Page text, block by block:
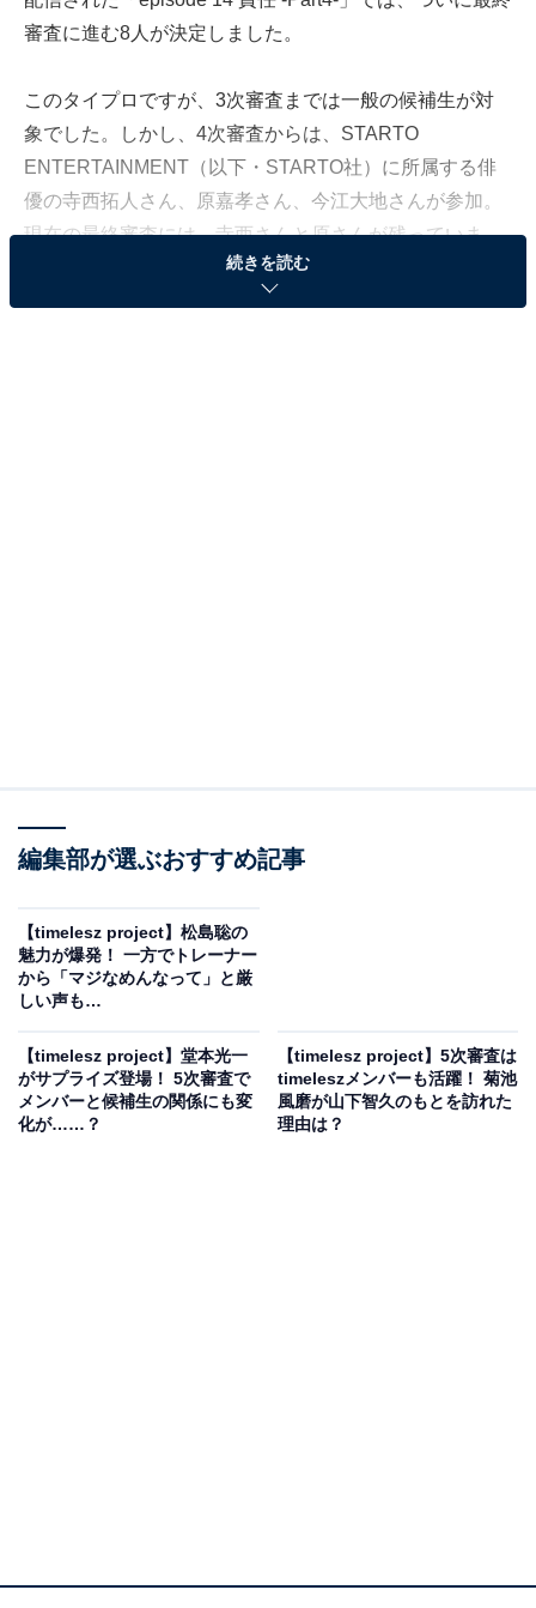
審査に進む8人が決定しました。
このタイプロですが、3次審査までは一般の候補生が対
象でした。しかし、4次審査からは、STARTO
ENTERTAINMENT（以下・STARTO社）に所属する俳
優の寺西拓人さん、原嘉孝さん、今江大地さんが参加。
現在の最終審査には、寺西さんと原さんが残っていま
俳優に転身してからは、ジュニア時代に培ったダンスや
続きを読む
編集部が選ぶおすすめ記事
【timelesz project】松島聡の
魅力が爆発！ 一方でトレーナー
から「マジなめんなって」と厳
しい声も…
【timelesz project】堂本光一
がサプライズ登場！ 5次審査で
メンバーと候補生の関係にも変
化が……？
【timelesz project】5次審査は
timeleszメンバーも活躍！ 菊池
風磨が山下智久のもとを訪れた
理由は？